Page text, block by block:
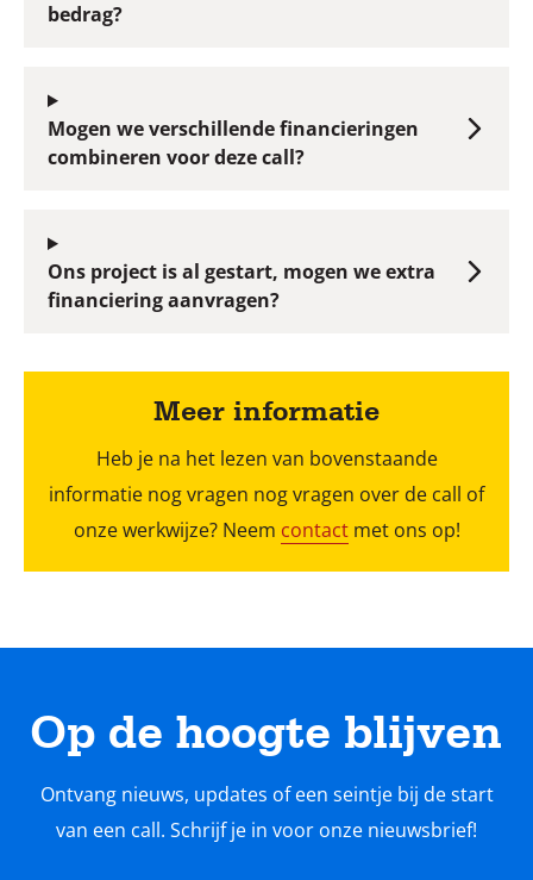
bedrag?
Mogen we verschillende financieringen
combineren voor deze call?
Ons project is al gestart, mogen we extra
financiering aanvragen?
Meer informatie
Heb je na het lezen van bovenstaande
informatie nog vragen nog vragen over de call of
onze werkwijze? Neem contactmet ons op!
Op de hoogte blijven
Ontvang nieuws, updates of een seintje bij de start
van een call. Schrijf je in voor onze nieuwsbrief!